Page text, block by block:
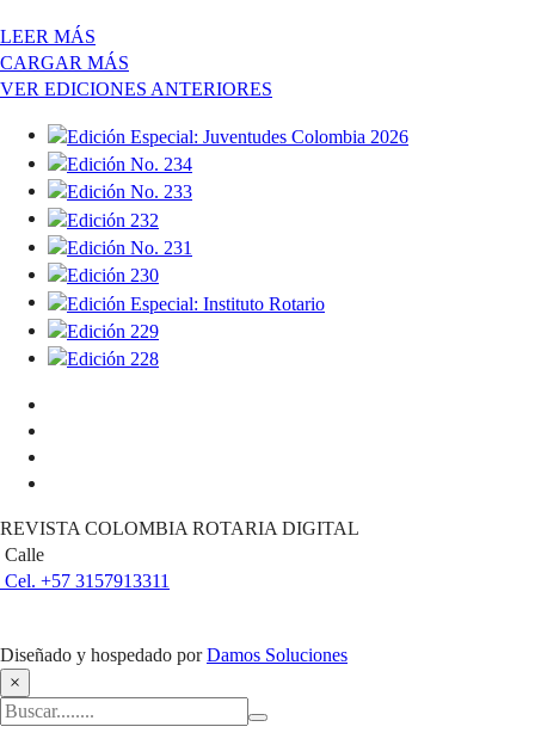
LEER MÁS
CARGAR MÁS
VER EDICIONES ANTERIORES
REVISTA COLOMBIA ROTARIA DIGITAL
Calle
Cel. +57 3157913311
Diseñado y hospedado porDamos Soluciones
×